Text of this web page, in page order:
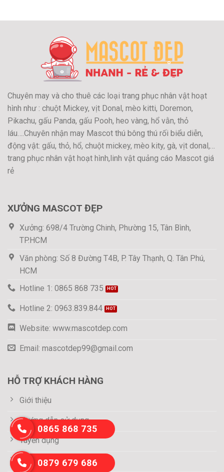
Chuyên may và cho thuê các loại trang phục nhân vật hoạt
hình như : chuột Mickey, vịt Donal, mèo kitti, Doremon,
Pikachu, gấu Panda, gấu Pooh, heo vàng, hổ vằn, thỏ
láu….Chuyên nhận may Mascot thú bông thú rối biểu diễn,
động vật: gấu, thỏ, hổ, chuột mickey, mèo kity, gà, vịt donal,…
trang phục nhân vật hoạt hình,linh vật quảng cáo Mascot giá
rẻ
XƯỞNG MASCOT ĐẸP
Xưởng: 698/4 Trường Chinh, Phường 15, Tân Bình,
TP.HCM
Văn phòng: Số 8 Đường T4B, P. Tây Thạnh, Q. Tân Phú,
HCM
Hotline 1: 0865 868 735
Hotline 2: 0963.839.844
Website: www.mascotdep.com
Email: mascotdep99@gmail.com
HỖ TRỢ KHÁCH HÀNG
Giới thiệu
Hướng dẫn sử dụng
Tuyển dụng
Thông tin thanh toán
0865 868 735
0879 679 686